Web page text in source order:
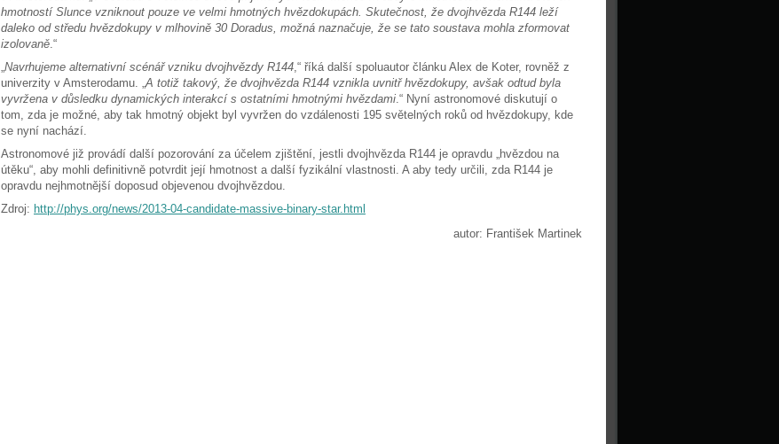
hmotností Slunce vzniknout pouze ve velmi hmotných hvězdokupách. Skutečnost, že dvojhvězda R144 leží
daleko od středu hvězdokupy v mlhovině 30 Doradus, možná naznačuje, že se tato soustava mohla zformovat
izolovaně.“
„Navrhujeme alternativní scénář vzniku dvojhvězdy R144,“ říká další spoluautor článku Alex de Koter, rovněž z
univerzity v Amsterodamu. „A totiž takový, že dvojhvězda R144 vznikla uvnitř hvězdokupy, avšak odtud byla
vyvržena v důsledku dynamických interakcí s ostatními hmotnými hvězdami.“ Nyní astronomové diskutují o
tom, zda je možné, aby tak hmotný objekt byl vyvržen do vzdálenosti 195 světelných roků od hvězdokupy, kde
se nyní nachází.
Astronomové již provádí další pozorování za účelem zjištění, jestli dvojhvězda R144 je opravdu „hvězdou na
útěku“, aby mohli definitivně potvrdit její hmotnost a další fyzikální vlastnosti. A aby tedy určili, zda R144 je
opravdu nejhmotnější doposud objevenou dvojhvězdou.
Zdroj: http://phys.org/news/2013-04-candidate-massive-binary-star.html
autor: František Martinek